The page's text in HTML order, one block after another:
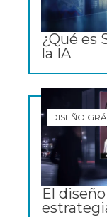
¿Qué es
la IA
DISEÑO
El